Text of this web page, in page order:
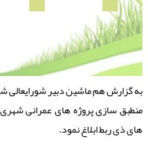
گزارش هم ماشین دبیر شورایعالی
سازی پروژه های عمرانی شهری و
ذی ربط ابلاغ نمود.